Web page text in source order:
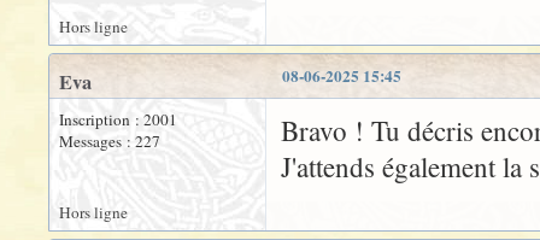
Hors ligne
08-06-2025 15:45
Eva
Inscription : 2001
Messages : 227
Bravo ! Tu décris
J'attends également la
Hors ligne